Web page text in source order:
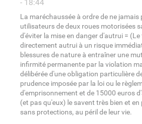
- 18:44
La maréchaussée à ordre de ne jamais
utilisateurs de deux roues motorisées
d'éviter la mise en danger d'autrui =
directement autrui à un risque
blessures de nature à entraîner une
infirmité permanente par la violation
délibérée d'une obligation particulière
prudence imposée par la loi ou le
d'emprisonnement et de 15000 euros
(et pas qu'eux) le savent très bien et
sans protections, au péril de leur vie.